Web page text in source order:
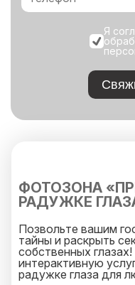
Я
ФОТОЗОНА
РАДУЖКЕ
Позвольте вашим
тайны и раскрыть
собственных
интерактивную
радужке глаза для